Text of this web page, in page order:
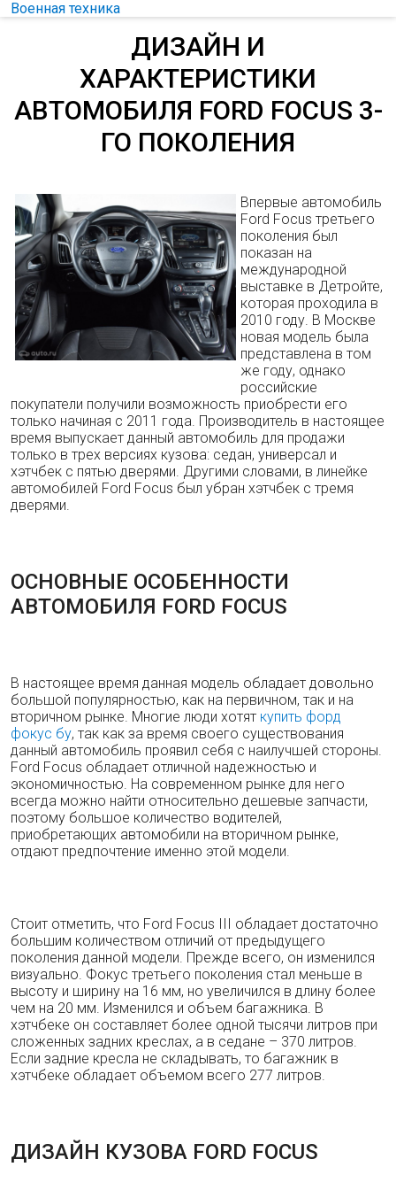
Военная техника
ДИЗАЙН И
ХАРАКТЕРИСТИКИ
АВТОМОБИЛЯ FORD FOCUS 3-
ГО ПОКОЛЕНИЯ
Впервые автомобиль
Ford Focus третьего
поколения был
показан на
международной
выставке в Детройте,
которая проходила в
2010 году. В Москве
новая модель была
представлена в том
же году, однако
российские
покупатели получили возможность приобрести его
только начиная с 2011 года. Производитель в настоящее
время выпускает данный автомобиль для продажи
только в трех версиях кузова: седан, универсал и
хэтчбек с пятью дверями. Другими словами, в линейке
автомобилей Ford Focus был убран хэтчбек с тремя
дверями.
ОСНОВНЫЕ ОСОБЕННОСТИ
АВТОМОБИЛЯ FORD FOCUS
В настоящее время данная модель обладает довольно
большой популярностью, как на первичном, так и на
вторичном рынке. Многие люди хотят купить форд
фокус бу, так как за время своего существования
данный автомобиль проявил себя с наилучшей стороны.
Ford Focus обладает отличной надежностью и
экономичностью. На современном рынке для него
всегда можно найти относительно дешевые запчасти,
поэтому большое количество водителей,
приобретающих автомобили на вторичном рынке,
отдают предпочтение именно этой модели.
Стоит отметить, что Ford Focus III обладает достаточно
большим количеством отличий от предыдущего
поколения данной модели. Прежде всего, он изменился
визуально. Фокус третьего поколения стал меньше в
высоту и ширину на 16 мм, но увеличился в длину более
чем на 20 мм. Изменился и объем багажника. В
хэтчбеке он составляет более одной тысячи литров при
сложенных задних креслах, а в седане – 370 литров.
Если задние кресла не складывать, то багажник в
хэтчбеке обладает объемом всего 277 литров.
ДИЗАЙН КУЗОВА FORD FOCUS